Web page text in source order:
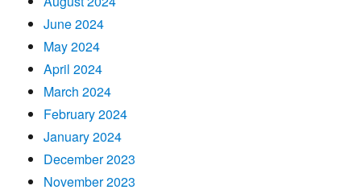
June 2024
May 2024
April 2024
March 2024
February 2024
January 2024
December 2023
November 2023